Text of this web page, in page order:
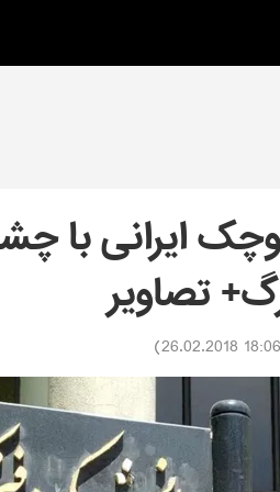
ایرانی با
تصاویر
18:06 26.02.2018
)